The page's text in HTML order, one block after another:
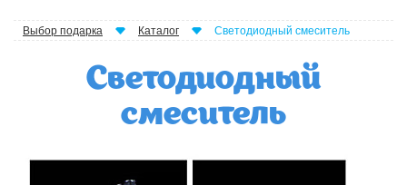
Выбор подарка Каталог Светодиодный смеситель
Светодиодный
смеситель